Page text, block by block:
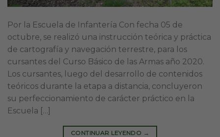
Por la Escuela de Infantería Con fecha 05 de
octubre, se realizó una instrucción teórica y práctica
de cartografía y navegación terrestre, para los
cursantes del Curso Básico de las Armas año 2020.
Los cursantes, luego del desarrollo de contenidos
teóricos durante la etapa a distancia, concluyeron
su perfeccionamiento de carácter práctico en la
Escuela […]
CONTINUAR LEYENDO →